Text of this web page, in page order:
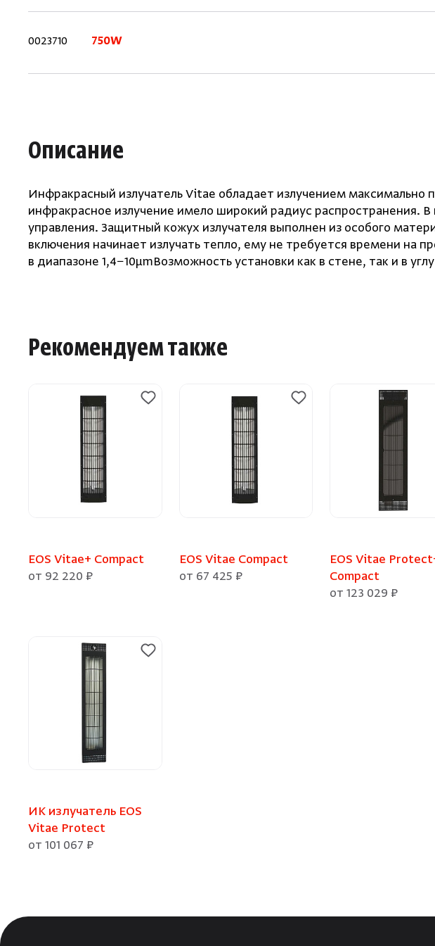
0023710 750W
Описание
Инфракрасный излучатель Vitae обладает излучением
инфракрасное излучение имело широкий радиус распространения.
управления. Защитный кожух излучателя выполнен из особого
включения начинает излучать тепло, ему не требуется времени на
в диапазоне 1,4−10μmВозможность установки как в стене, так и в
Рекомендуем также
EOS Vitae+ Compact
от 92 220 ₽
EOS Vitae Compact
от 67 425 ₽
EOS Vitae
Compact
от 123 029 ₽
ИК излучатель EOS
Vitae Protect
от 101 067 ₽